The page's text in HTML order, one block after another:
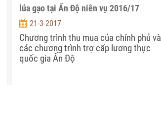
lúa gạo tại Ấn Độ niên vụ 2016/17
21-3-2017
Chương trình thu mua của chính phủ và
các chương trình trợ cấp lương thực
quốc gia Ấn Độ